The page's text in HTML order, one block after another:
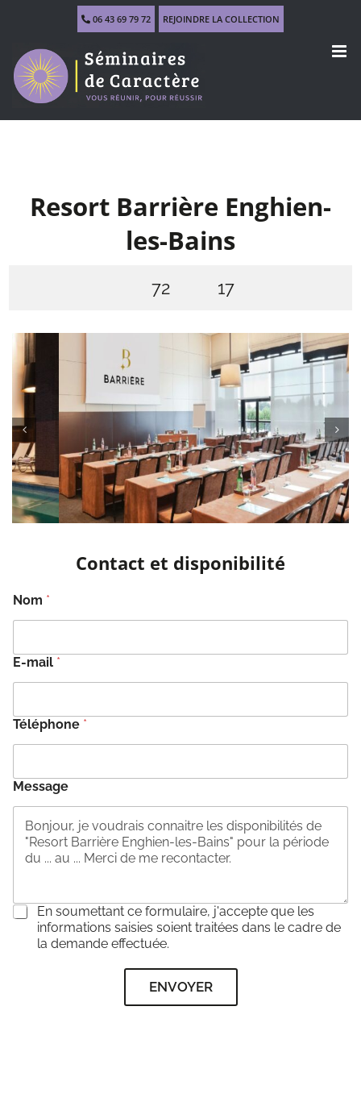
06 43 69 79 72 REJOINDRE LA COLLECTION
Resort Barrière Enghien-
les-Bains
72 17
Contact et disponibilité
Nom *
E-mail *
Téléphone *
Message
C
En soumettant ce formulaire, j'accepte que les
informations saisies soient traitées dans le cadre de
la demande effectuée.
ENVOYER